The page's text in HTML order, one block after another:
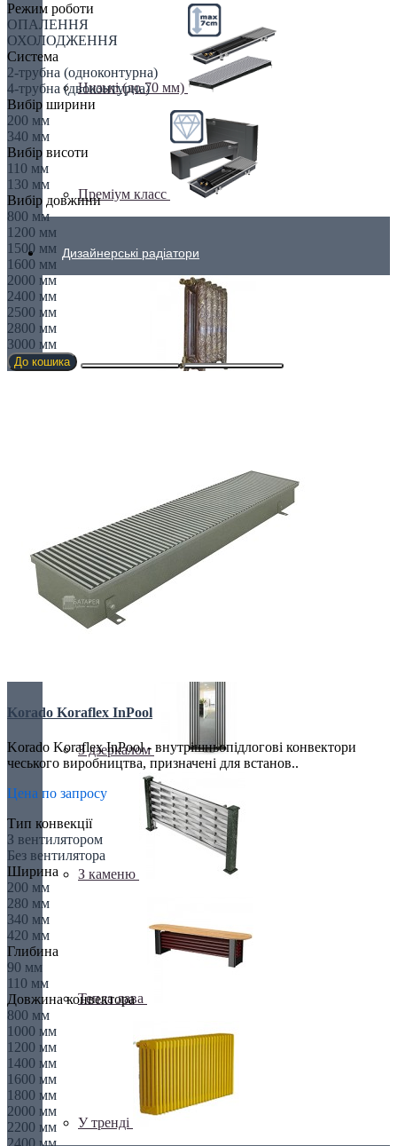
Низькі (до 70 мм)
Преміум класс
Дизайнерські радіатори
З деревом
З дзеркалом
З каменю
Тепла лава
У тренді
Режим роботи
ОПАЛЕННЯ
ОХОЛОДЖЕННЯ
Система
2-трубна (одноконтурна)
4-трубна (двоконтурна)
Вибір ширини
200 мм
340 мм
Вибір висоти
110 мм
130 мм
Вибір довжини
800 мм
1200 мм
1500 мм
1600 мм
2000 мм
2400 мм
2500 мм
2800 мм
3000 мм
До кошика
Korado Koraflex InPool
Korado Koraflex InPool - внутрішньопідлогові конвектори
чеського виробництва, призначені для встанов..
Цена по запросу
Тип конвекції
З вентилятором
Без вентилятора
Ширина
200 мм
280 мм
340 мм
420 мм
Глибина
90 мм
110 мм
Довжина конвектора
800 мм
1000 мм
1200 мм
1400 мм
1600 мм
1800 мм
2000 мм
2200 мм
2400 мм